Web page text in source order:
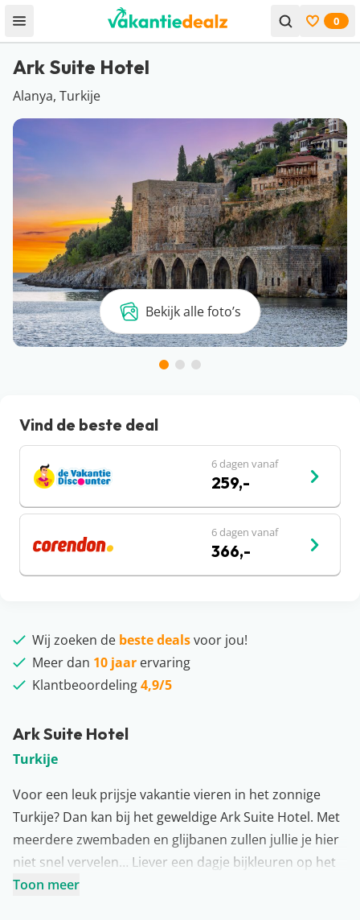
Open menu Bekijk
0
Ark Suite Hotel
Alanya, Turkije
Bekijk alle foto’s
Ark Suite Hotel
Turkije
Voor een leuk prijsje vakantie vieren in het zonnige
Turkije? Dan kan bij het geweldige Ark Suite Hotel. Met
meerdere zwembaden en glijbanen zullen jullie je hier
niet snel vervelen… Liever een dagje bijkleuren op het
strand of een duik nemen in de zee? Maak gebruik van
Toon meer
Vind de beste deal
6 dagen vanaf
259,-
6 dagen vanaf
366,-
Wij zoeken de beste dealsvoor jou!
Meer dan 10 jaar ervaring
Klantbeoordeling4,9/5